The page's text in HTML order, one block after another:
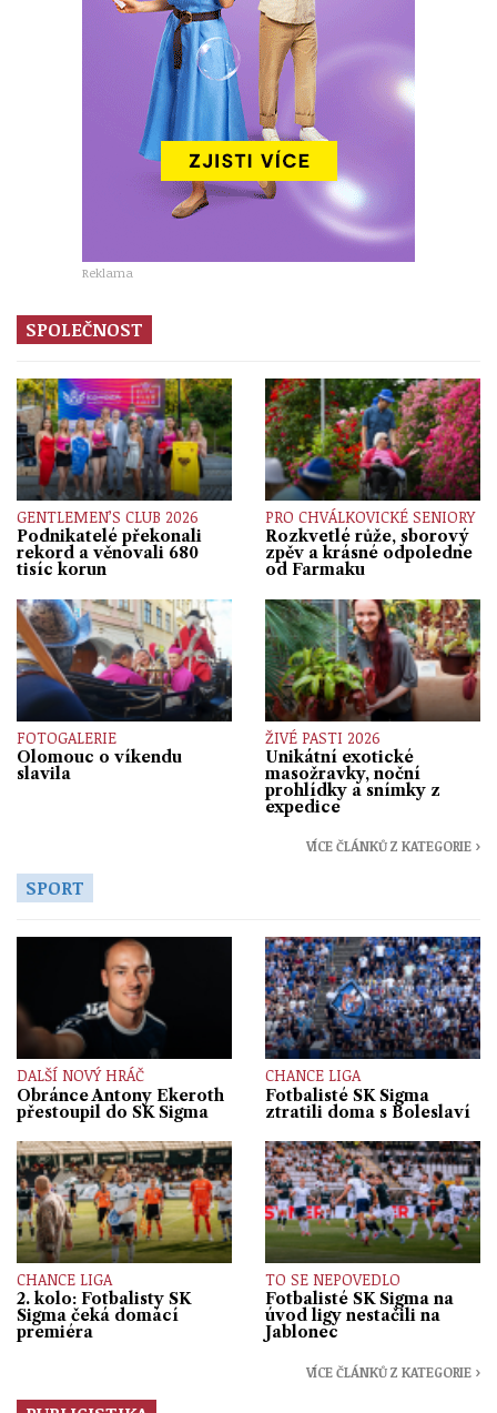
Reklama
SPOLEČNOST
GENTLEMEN’S CLUB 2026
Podnikatelé překonali
rekord a věnovali 680
tisíc korun
PRO CHVÁLKOVICKÉ SENIORY
Rozkvetlé růže, sborový
zpěv a krásné odpoledne
od Farmaku
FOTOGALERIE
Olomouc o víkendu
slavila
ŽIVÉ PASTI 2026
Unikátní exotické
masožravky, noční
prohlídky a snímky z
expedice
VÍCE ČLÁNKŮ Z KATEGORIE ›
SPORT
DALŠÍ NOVÝ HRÁČ
Obránce Antony Ekeroth
přestoupil do SK Sigma
CHANCE LIGA
Fotbalisté SK Sigma
ztratili doma s Boleslaví
CHANCE LIGA
2. kolo: Fotbalisty SK
Sigma čeká domácí
premiéra
TO SE NEPOVEDLO
Fotbalisté SK Sigma na
úvod ligy nestačili na
Jablonec
VÍCE ČLÁNKŮ Z KATEGORIE ›